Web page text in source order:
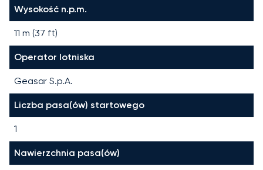
Wysokość n.p.m.
11 m (37 ft)
Operator lotniska
Geasar S.p.A.
Liczba pasa(ów) startowego
1
Nawierzchnia pasa(ów)